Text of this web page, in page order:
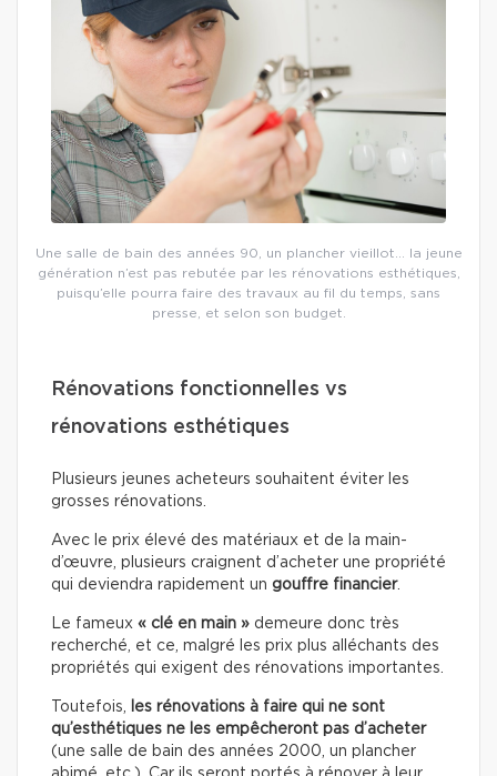
Une salle de bain des années 90, un plancher vieillot… la jeune
génération n’est pas rebutée par les rénovations esthétiques,
puisqu’elle pourra faire des travaux au fil du temps, sans
presse, et selon son budget.
Rénovations fonctionnelles vs
rénovations esthétiques
Plusieurs jeunes acheteurs souhaitent éviter les
grosses rénovations.
Avec le prix élevé des matériaux et de la main-
d’œuvre, plusieurs craignent d’acheter une propriété
qui deviendra rapidement un gouffre financier.
Le fameux « clé en main » demeure donc très
recherché, et ce, malgré les prix plus alléchants des
propriétés qui exigent des rénovations importantes.
Toutefois,
les rénovations à faire qui ne sont
qu’esthétiques ne les empêcheront pas d’acheter
(une salle de bain des années 2000, un plancher